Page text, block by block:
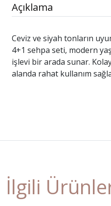
Açıklama
Ceviz ve siyah tonların
4+1 sehpa seti, modern
işlevi bir arada sunar.
alanda rahat kullanım
İlgili